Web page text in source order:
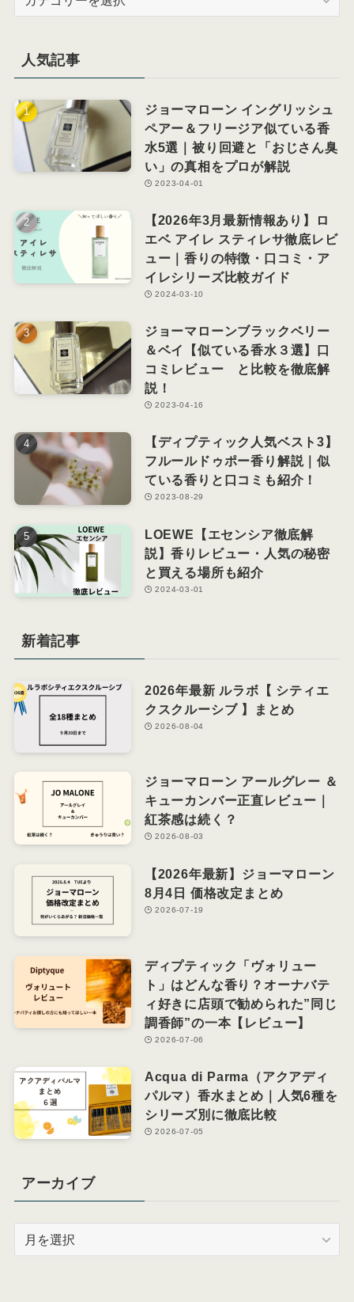
ー
人気記事
ジョーマローン イングリッシュ
ペアー＆フリージア似ている香
水5選｜被り回避と「おじさん臭
い」の真相をプロが解説
2023-04-01
【2026年3月最新情報あり】ロ
エベ アイレ スティレサ徹底レビ
ュー｜香りの特徴・口コミ・ア
イレシリーズ比較ガイド
2024-03-10
ジョーマローンブラックベリー
＆ベイ【似ている香水３選】口
コミレビュー と比較を徹底解
説！
2023-04-16
【ディプティック人気ベスト3】
フルールドゥポー香り解説｜似
ている香りと口コミも紹介！
2023-08-29
LOEWE【エセンシア徹底解
説】香りレビュー・人気の秘密
と買える場所も紹介
2024-03-01
新着記事
2026年最新 ルラボ【 シティエ
クスクルーシブ 】まとめ
2026-08-04
ジョーマローン アールグレー ＆
キューカンバー正直レビュー｜
紅茶感は続く？
2026-08-03
【2026年最新】ジョーマローン
8月4日 価格改定まとめ
2026-07-19
ディプティック「ヴォリュー
ト」はどんな香り？オーナバテ
ィ好きに店頭で勧められた”同じ
調香師”の一本【レビュー】
2026-07-06
Acqua di Parma（アクアディ
パルマ）香水まとめ｜人気6種を
シリーズ別に徹底比較
2026-07-05
アーカイブ